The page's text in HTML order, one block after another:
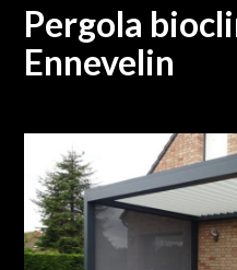
Pergola
Ennevelin